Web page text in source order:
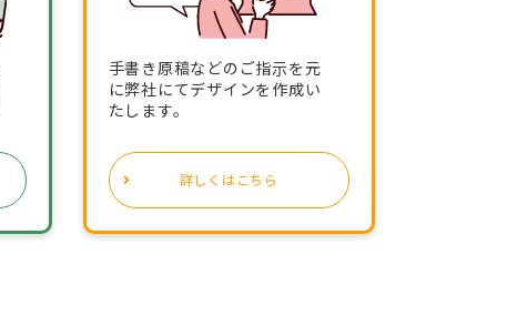
手書き原稿などのご指示を元
に弊社にてデザインを作成い
たします。
詳しくはこちら